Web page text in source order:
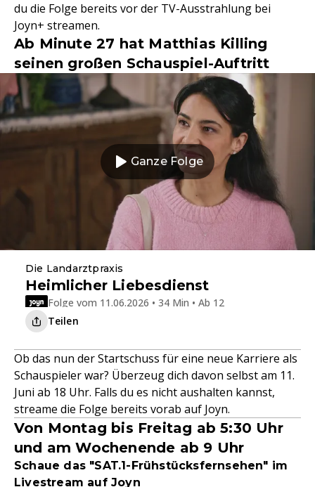
du die Folge bereits vor der TV-Ausstrahlung bei
Joyn+ streamen.
Ab Minute 27 hat Matthias Killing
seinen großen Schauspiel-Auftritt
Ganze Folge
Die Landarztpraxis
Heimlicher Liebesdienst
Folge vom 11.06.2026 • 34 Min • Ab 12
Teilen
Ob das nun der Startschuss für eine neue Karriere als
Schauspieler war? Überzeug dich davon selbst am 11.
Juni ab 18 Uhr. Falls du es nicht aushalten kannst,
streame die Folge bereits vorab auf Joyn.
Von Montag bis Freitag ab 5:30 Uhr
und am Wochenende ab 9 Uhr
Schaue das "SAT.1-Frühstücksfernsehen" im
Livestream auf Joyn